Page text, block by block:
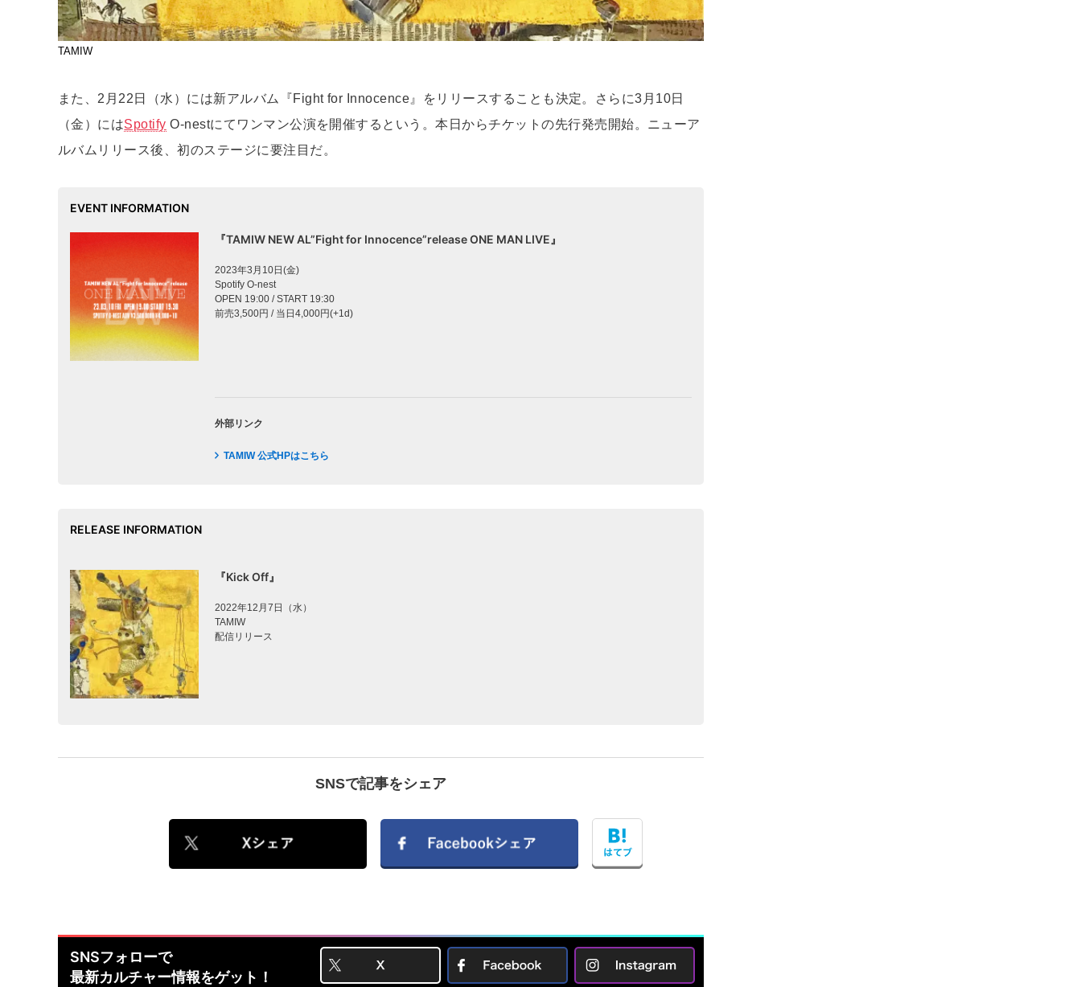
TAMIW
また、2月22日（水）には新アルバム『Fight for Innocence』をリリースすることも決定。さらに3月10日
（金）にはSpotify O-nestにてワンマン公演を開催するという。本日からチケットの先行発売開始。ニューア
ルバムリリース後、初のステージに要注目だ。
EVENT INFORMATION
『TAMIW NEW AL”Fight for Innocence”release ONE MAN LIVE』
2023年3月10日(金)
Spotify O-nest
OPEN 19:00 / START 19:30
前売3,500円 / 当日4,000円(+1d)
外部リンク
TAMIW 公式HPはこちら
RELEASE INFORMATION
『Kick Off』
2022年12月7日（水）
TAMIW
配信リリース
SNSで記事をシェア
SNSフォローで
最新カルチャー情報をゲット！